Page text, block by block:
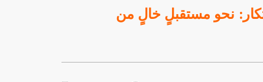
نحو مستقبلٍ خالٍ من